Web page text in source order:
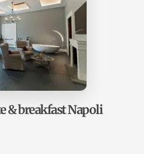
& breakfast Napoli